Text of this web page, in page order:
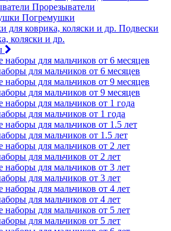
Прорезыватели
Погремушки
Подвески
коляски и др.
для мальчиков от 6 месяцев
для мальчиков от 9 месяцев
для мальчиков от 1 года
для мальчиков от 1.5 лет
для мальчиков от 2 лет
для мальчиков от 3 лет
для мальчиков от 4 лет
для мальчиков от 5 лет